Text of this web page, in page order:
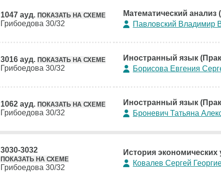
1047 ауд. ПОКАЗАТЬ НА СХЕМЕ
Грибоедова 30/32
Математический анализ
Павловский Владимир
3016 ауд. ПОКАЗАТЬ НА СХЕМЕ
Грибоедова 30/32
Иностранный язык
Борисова Евгения
1062 ауд. ПОКАЗАТЬ НА СХЕМЕ
Грибоедова 30/32
Иностранный язык
Броневич Татьяна
3030-3032
ПОКАЗАТЬ НА СХЕМЕ
Грибоедова 30/32
История экономических
Ковалев Сергей